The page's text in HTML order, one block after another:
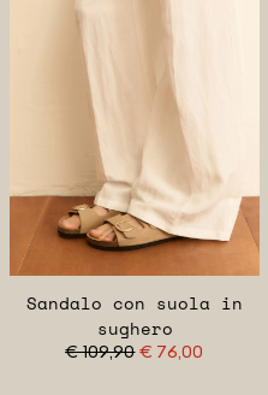
Sandalo con suola in
sughero
€ 109,90€ 76,00